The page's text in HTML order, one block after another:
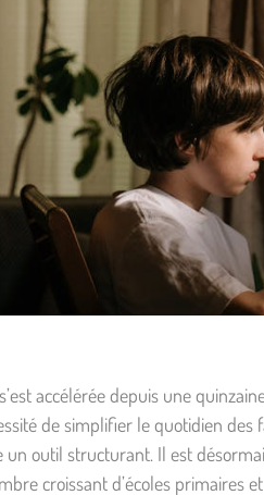
accélérée depuis une
de simplifier le quotidien des
un outil structurant. Il est
croissant d’écoles primaires